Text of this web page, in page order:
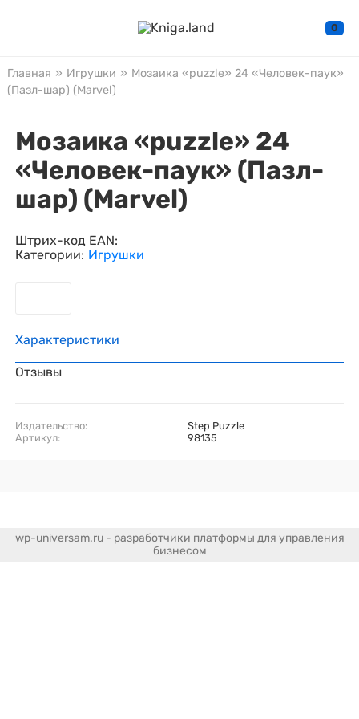
0
Главная » Игрушки » Мозаика «puzzle» 24 «Человек-паук»
(Пазл-шар) (Marvel)
Мозаика «puzzle» 24
«Человек-паук» (Пазл-
шар) (Marvel)
Штрих-код EAN:
Категории: Игрушки
Характеристики
Отзывы
Издательство:
Step Puzzle
Артикул:
98135
wp-universam.ru - разработчики платформы для управления
бизнесом